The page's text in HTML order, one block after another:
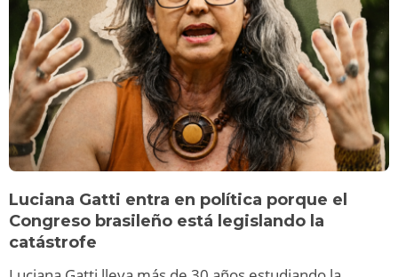
Luciana Gatti entra en política porque el
Congreso brasileño está legislando la
catástrofe